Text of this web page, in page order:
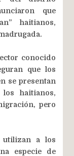
que
haitianos,
conocido
que los
se presentan
haitianos,
pero
utilizan a los
especie de